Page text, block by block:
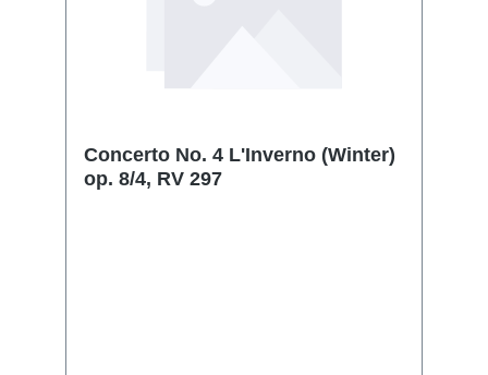
Concerto No. 4 L'Inverno (Winter)
op. 8/4, RV 297